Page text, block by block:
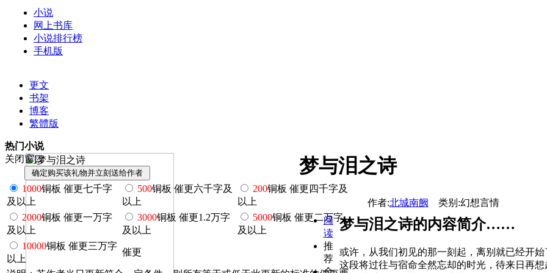
小说
网上书库
小说排行榜
手机版
更文
书架
博客
繁體版
热门小说
关闭窗口
1000铜板 催更七千字
及以上
500铜板 催更六千字及
以上
200铜板 催更四千字及
以上
2000铜板 催更一万字
及以上
3000铜板 催更1.2万字
及以上
5000铜板 催更二万字
及以上
10000铜板 催更三万字
以上
催更
梦与泪之诗
作者:北城南阙 类别:幻想言情
阅
读
推
荐
梦与泪之诗的内容简介……
或许，从我们初见的那一刻起，离别就已经开始
这段将过往与宿命全然忘却的时光，待来日再想